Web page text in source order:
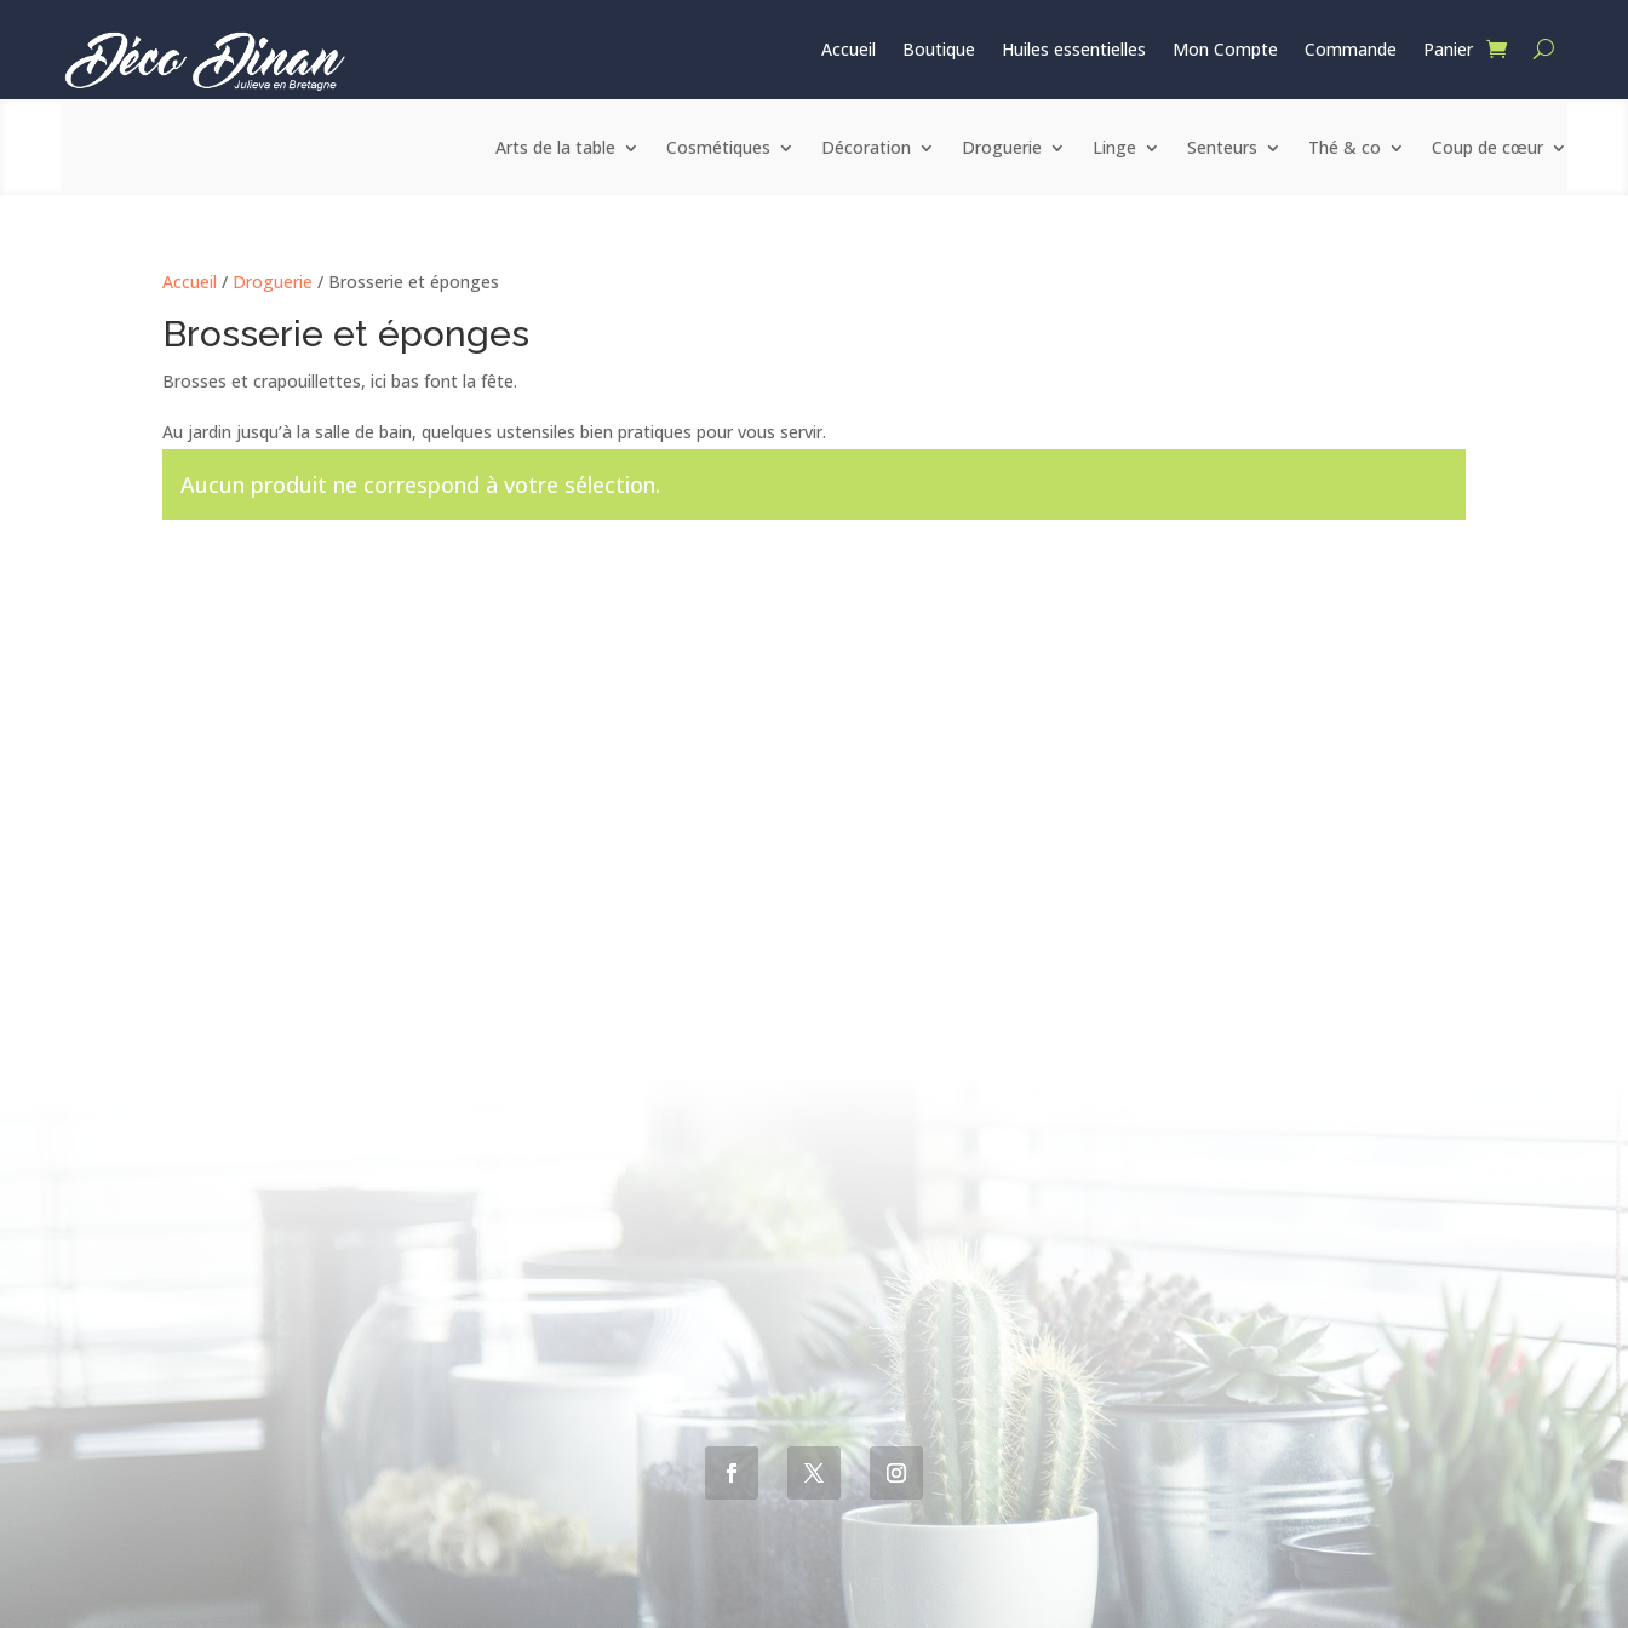
Accueil Boutique Huiles essentielles Mon Compte Commande Panier
Arts de la table Cosmétiques Décoration Droguerie Linge Senteurs Thé & co Coup de cœur
Accueil / Droguerie / Brosserie et éponges
Brosserie et éponges
Brosses et crapouillettes, ici bas font la fête.
Au jardin jusqu’à la salle de bain, quelques ustensiles bien pratiques pour vous servir.
Aucun produit ne correspond à votre sélection.